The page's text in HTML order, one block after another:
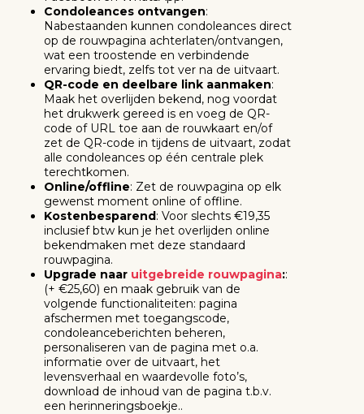
Condoleances ontvangen:
Nabestaanden kunnen condoleances direct
op de rouwpagina achterlaten/ontvangen,
wat een troostende en verbindende
ervaring biedt, zelfs tot ver na de uitvaart.
QR-code en deelbare link aanmaken:
Maak het overlijden bekend, nog voordat
het drukwerk gereed is en voeg de QR-
code of URL toe aan de rouwkaart en/of
zet de QR-code in tijdens de uitvaart, zodat
alle condoleances op één centrale plek
terechtkomen.
Online/offline: Zet de rouwpagina op elk
gewenst moment online of offline.
Kostenbesparend: Voor slechts €19,35
inclusief btw kun je het overlijden online
bekendmaken met deze standaard
rouwpagina.
Upgrade naar uitgebreide rouwpagina::
(+ €25,60) en maak gebruik van de
volgende functionaliteiten: pagina
afschermen met toegangscode,
condoleanceberichten beheren,
personaliseren van de pagina met o.a.
informatie over de uitvaart, het
levensverhaal en waardevolle foto’s,
download de inhoud van de pagina t.b.v.
een herinneringsboekje..